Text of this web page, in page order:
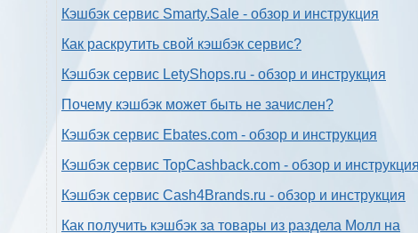
Кэшбэк сервис Smarty.Sale - обзор и инструкция
Как раскрутить свой кэшбэк сервис?
Кэшбэк сервис LetyShops.ru - обзор и инструкция
Почему кэшбэк может быть не зачислен?
Кэшбэк сервис Ebates.com - обзор и инструкция
Кэшбэк сервис TopCashback.com - обзор и инструкция
Кэшбэк сервис Cash4Brands.ru - обзор и инструкция
Как получить кэшбэк за товары из раздела Молл на